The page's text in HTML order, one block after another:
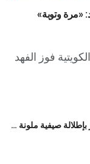
«مرة وتوبة»
فوز الفهد
بإطلالة صيفية ملونة …